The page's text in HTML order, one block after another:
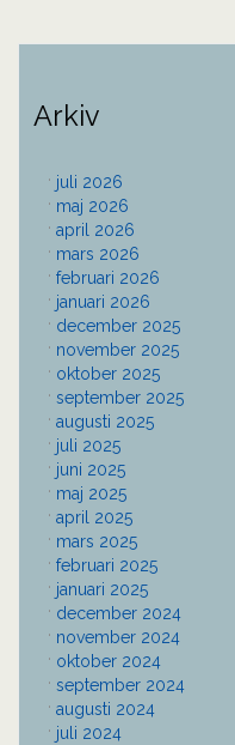
Arkiv
juli 2026
maj 2026
april 2026
mars 2026
februari 2026
januari 2026
december 2025
november 2025
oktober 2025
september 2025
augusti 2025
juli 2025
juni 2025
maj 2025
april 2025
mars 2025
februari 2025
januari 2025
december 2024
november 2024
oktober 2024
september 2024
augusti 2024
juli 2024